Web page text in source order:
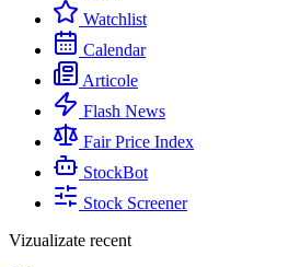
Watchlist
Calendar
Articole
Flash News
Fair Price Index
StockBot
Stock Screener
Vizualizate recent